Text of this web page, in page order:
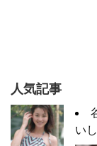
人気記事
い